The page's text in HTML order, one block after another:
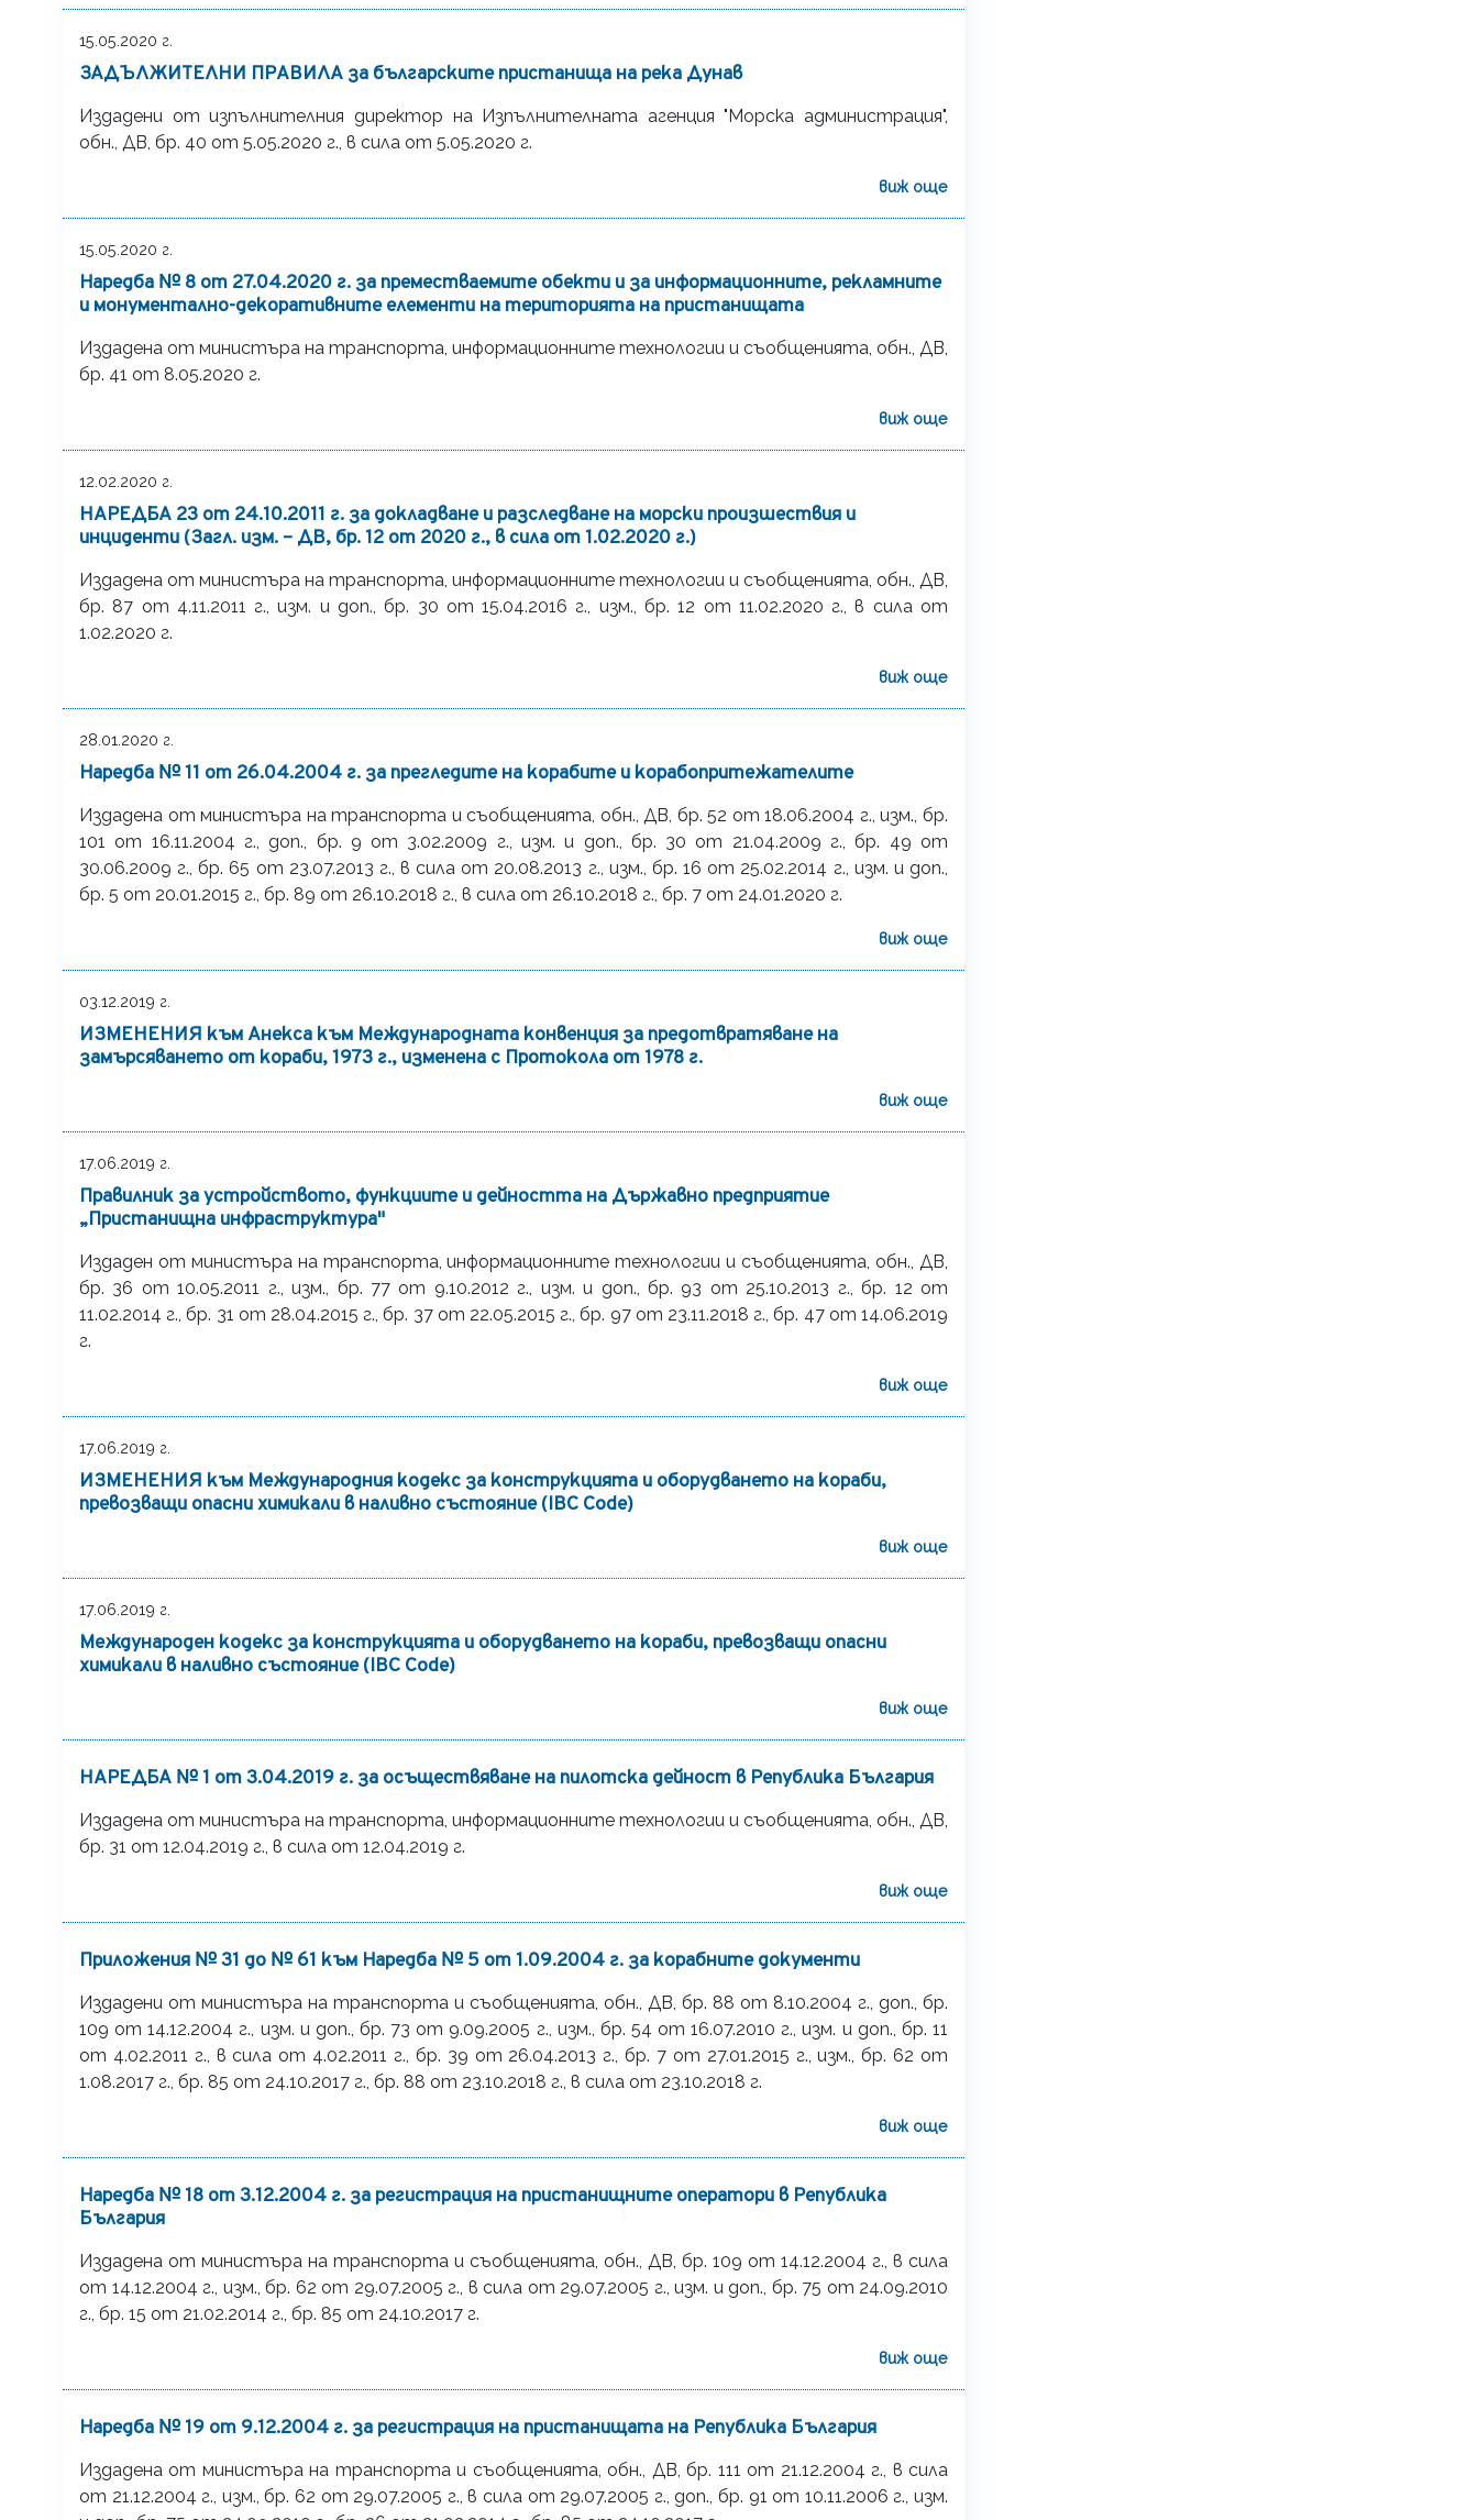
15.05.2020 г.
ЗАДЪЛЖИТЕЛНИ ПРАВИЛА за българските пристанища на река Дунав
Издадени от изпълнителния директор на Изпълнителната агенция "Морска администрация",
обн., ДВ, бр. 40 от 5.05.2020 г., в сила от 5.05.2020 г.
виж още
15.05.2020 г.
Наредба № 8 от 27.04.2020 г. за преместваемите обекти и за информационните, рекламните
и монументално-декоративните елементи на територията на пристанищата
Издадена от министъра на транспорта, информационните технологии и съобщенията, oбн., ДВ,
бр. 41 от 8.05.2020 г.
виж още
12.02.2020 г.
НАРЕДБА 23 от 24.10.2011 г. за докладване и разследване на морски произшествия и
инциденти (Загл. изм. – ДВ, бр. 12 от 2020 г., в сила от 1.02.2020 г.)
Издадена от министъра на транспорта, информационните технологии и съобщенията, обн., ДВ,
бр. 87 от 4.11.2011 г., изм. и доп., бр. 30 от 15.04.2016 г., изм., бр. 12 от 11.02.2020 г., в сила от
1.02.2020 г.
виж още
28.01.2020 г.
Наредба № 11 от 26.04.2004 г. за прегледите на корабите и корабопритежателите
Издадена от министъра на транспорта и съобщенията, обн., ДВ, бр. 52 от 18.06.2004 г., изм., бр.
101 от 16.11.2004 г., доп., бр. 9 от 3.02.2009 г., изм. и доп., бр. 30 от 21.04.2009 г., бр. 49 от
30.06.2009 г., бр. 65 от 23.07.2013 г., в сила от 20.08.2013 г., изм., бр. 16 от 25.02.2014 г., изм. и доп.,
бр. 5 от 20.01.2015 г., бр. 89 от 26.10.2018 г., в сила от 26.10.2018 г., бр. 7 от 24.01.2020 г.
виж още
03.12.2019 г.
ИЗМЕНЕНИЯ към Анекса към Международната конвенция за предотвратяване на
замърсяването от кораби, 1973 г., изменена с Протокола от 1978 г.
виж още
17.06.2019 г.
Правилник за устройството, функциите и дейността на Държавно предприятие
„Пристанищна инфраструктура"
Издаден от министъра на транспорта, информационните технологии и съобщенията, обн., ДВ,
бр. 36 от 10.05.2011 г., изм., бр. 77 от 9.10.2012 г., изм. и доп., бр. 93 от 25.10.2013 г., бр. 12 от
11.02.2014 г., бр. 31 от 28.04.2015 г., бр. 37 от 22.05.2015 г., бр. 97 от 23.11.2018 г., бр. 47 от 14.06.2019
г.
виж още
17.06.2019 г.
ИЗМЕНЕНИЯ към Международния кодекс за конструкциятa и оборудванетo на кораби,
превозващи опасни химикали в наливно състояние (IBC Code)
виж още
17.06.2019 г.
Международен кодекс за конструкцията и оборудването на кораби, превозващи опасни
химикали в наливно състояние (IBC Code)
виж още
НАРЕДБА № 1 от 3.04.2019 г. за осъществяване на пилотска дейност в Република България
Издадена от министъра на транспорта, информационните технологии и съобщенията, oбн., ДВ,
бр. 31 от 12.04.2019 г., в сила от 12.04.2019 г.
виж още
Приложения № 31 до № 61 към Наредба № 5 от 1.09.2004 г. за корабните документи
Издадени от министъра на транспорта и съобщенията, обн., ДВ, бр. 88 от 8.10.2004 г., доп., бр.
109 от 14.12.2004 г., изм. и доп., бр. 73 от 9.09.2005 г., изм., бр. 54 от 16.07.2010 г., изм. и доп., бр. 11
от 4.02.2011 г., в сила от 4.02.2011 г., бр. 39 от 26.04.2013 г., бр. 7 от 27.01.2015 г., изм., бр. 62 от
1.08.2017 г., бр. 85 от 24.10.2017 г., бр. 88 от 23.10.2018 г., в сила от 23.10.2018 г.
виж още
Наредба № 18 от 3.12.2004 г. за регистрация на пристанищните оператори в Република
България
Издадена от министъра на транспорта и съобщенията, обн., ДВ, бр. 109 от 14.12.2004 г., в сила
от 14.12.2004 г., изм., бр. 62 от 29.07.2005 г., в сила от 29.07.2005 г., изм. и доп., бр. 75 от 24.09.2010
г., бр. 15 от 21.02.2014 г., бр. 85 от 24.10.2017 г.
виж още
Наредба № 19 от 9.12.2004 г. за регистрация на пристанищата на Република България
Издадена от министъра на транспорта и съобщенията, обн., ДВ, бр. 111 от 21.12.2004 г., в сила
от 21.12.2004 г., изм., бр. 62 от 29.07.2005 г., в сила от 29.07.2005 г., доп., бр. 91 от 10.11.2006 г., изм.